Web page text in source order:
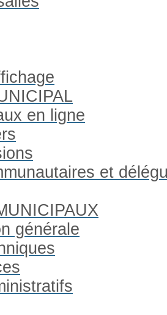
en ligne
et
générale